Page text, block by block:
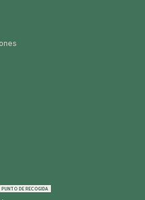
PUNTO DE RECOGIDA